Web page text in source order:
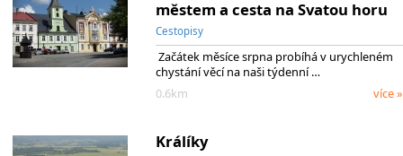
městem a cesta na Svatou horu
Cestopisy
Začátek měsíce srpna probíhá v urychleném
chystání věcí na naši týdenní …
0.6km
více »
Králíky